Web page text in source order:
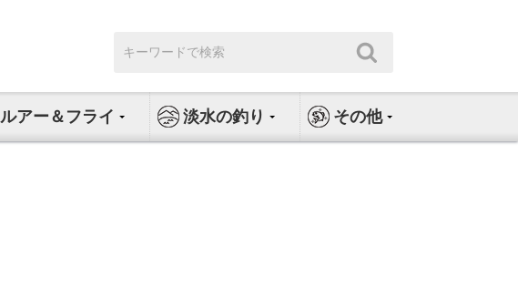
索:
ルアー＆フライ 淡水の釣り その他